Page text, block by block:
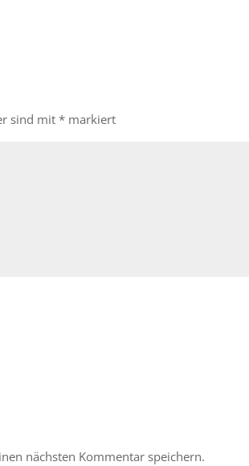
sind mit* markiert
nächsten Kommentar speichern.